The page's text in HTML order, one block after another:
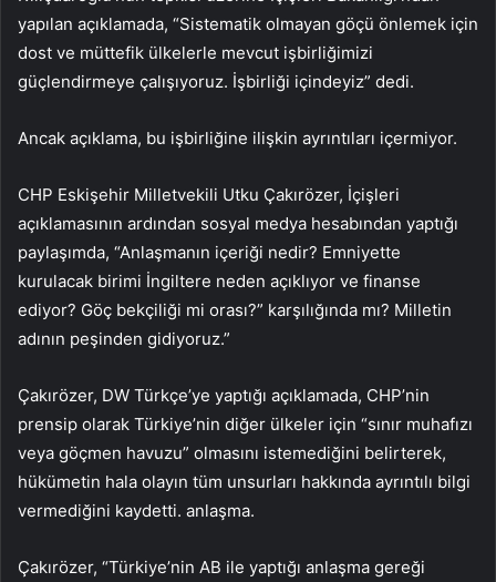
yapılan açıklamada, “Sistematik olmayan göçü önlemek için
dost ve müttefik ülkelerle mevcut işbirliğimizi
güçlendirmeye çalışıyoruz. İşbirliği içindeyiz” dedi.
Ancak açıklama, bu işbirliğine ilişkin ayrıntıları içermiyor.
CHP Eskişehir Milletvekili Utku Çakırözer, İçişleri
açıklamasının ardından sosyal medya hesabından yaptığı
paylaşımda, “Anlaşmanın içeriği nedir? Emniyette
kurulacak birimi İngiltere neden açıklıyor ve finanse
ediyor? Göç bekçiliği mi orası?” karşılığında mı? Milletin
adının peşinden gidiyoruz.”
Çakırözer, DW Türkçe’ye yaptığı açıklamada, CHP’nin
prensip olarak Türkiye’nin diğer ülkeler için “sınır muhafızı
veya göçmen havuzu” olmasını istemediğini belirterek,
hükümetin hala olayın tüm unsurları hakkında ayrıntılı bilgi
vermediğini kaydetti. anlaşma.
Çakırözer, “Türkiye’nin AB ile yaptığı anlaşma gereği